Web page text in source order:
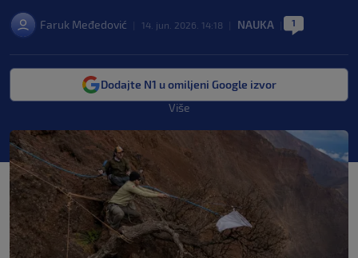
Faruk Međedović 14. jun. 2026. 14:18 NAUKA 1
Dodajte N1 u omiljeni Google izvor
Više